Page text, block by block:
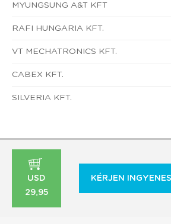
MYUNGSUNG A&T KFT
RAFI HUNGARIA KFT.
VT MECHATRONICS KFT.
CABEX KFT.
SILVERIA KFT.
USD
29,95
KÉRJEN